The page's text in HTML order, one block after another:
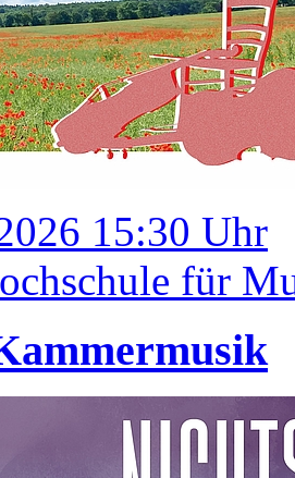
15:30 Uhr
für